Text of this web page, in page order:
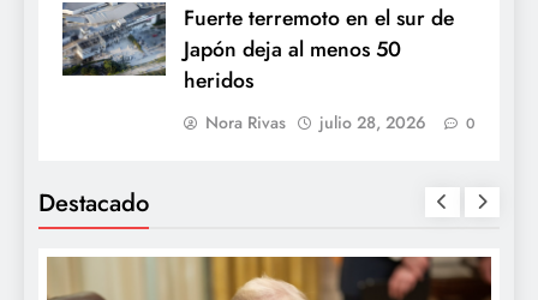
Fuerte terremoto en el sur de
Japón deja al menos 50
heridos
Nora Rivas julio 28, 2026 0
Destacado